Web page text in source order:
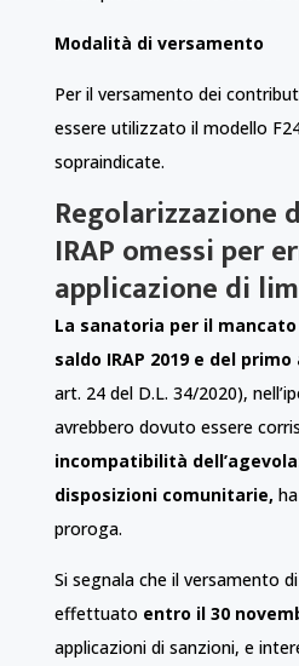
Modalità di versamento
Per il versamento dei
essere utilizzato il modello
sopraindicate.
Regolarizzazione
IRAP omessi per
applicazione di
La sanatoria per il
saldo IRAP 2019 e del primo
art. 24 del D.L. 34/2020),
avrebbero dovuto essere
incompatibilità
disposizioni comunitarie,
proroga.
Si segnala che il versamento
effettuato entro il 30
applicazioni di sanzioni, e